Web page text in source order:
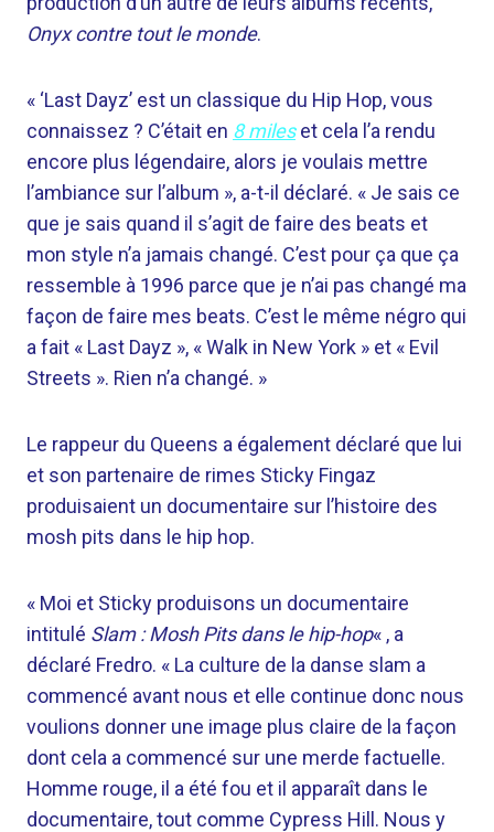
Onyx contre tout le monde.
« ‘Last Dayz’ est un classique du Hip Hop, vous
connaissez ? C’était en 8 mileset cela l’a rendu
encore plus légendaire, alors je voulais mettre
l’ambiance sur l’album », a-t-il déclaré. « Je sais ce
que je sais quand il s’agit de faire des beats et
mon style n’a jamais changé. C’est pour ça que ça
ressemble à 1996 parce que je n’ai pas changé ma
façon de faire mes beats. C’est le même négro qui
a fait « Last Dayz », « Walk in New York » et « Evil
Streets ». Rien n’a changé. »
Le rappeur du Queens a également déclaré que lui
et son partenaire de rimes Sticky Fingaz
produisaient un documentaire sur l’histoire des
mosh pits dans le hip hop.
« Moi et Sticky produisons un documentaire
intitulé Slam : Mosh Pits dans le hip-hop« , a
déclaré Fredro. « La culture de la danse slam a
commencé avant nous et elle continue donc nous
voulions donner une image plus claire de la façon
dont cela a commencé sur une merde factuelle.
Homme rouge, il a été fou et il apparaît dans le
documentaire, tout comme Cypress Hill. Nous y